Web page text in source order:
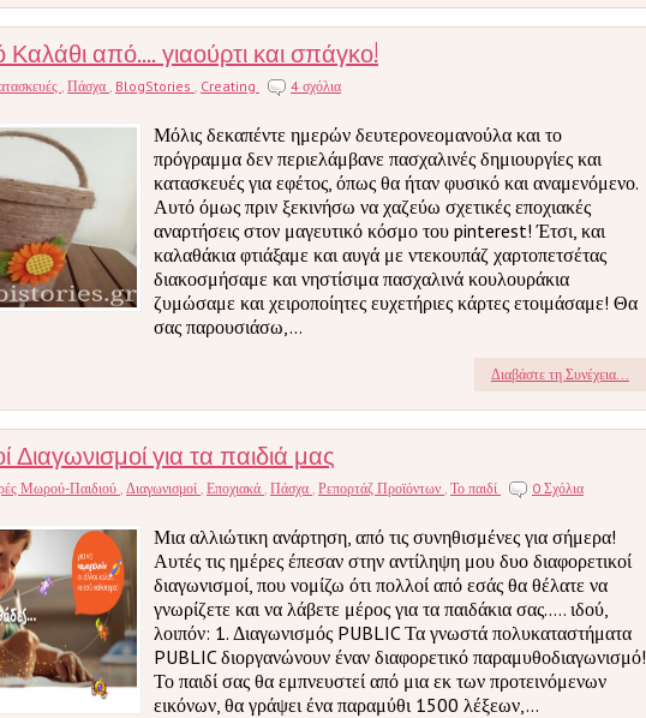
από.... γιαούρτι και σπάγκο!
, Πάσχα , BlogStories , Creating 4 σχόλια
Μόλις δεκαπέντε ημερών δευτερονεομανούλα και το
πρόγραμμα δεν περιελάμβανε πασχαλινές δημιουργίες και
κατασκευές για εφέτος, όπως θα ήταν φυσικό και αναμενόμενο.
Αυτό όμως πριν ξεκινήσω να χαζεύω σχετικές εποχιακές
αναρτήσεις στον μαγευτικό κόσμο του pinterest! Έτσι, και
καλαθάκια φτιάξαμε και αυγά με ντεκουπάζ χαρτοπετσέτας
διακοσμήσαμε και νηστίσιμα πασχαλινά κουλουράκια
ζυμώσαμε και χειροποίητες ευχετήριες κάρτες ετοιμάσαμε! Θα
σας παρουσιάσω,...
Διαβάστε τη Συνέχεια...
Διαγωνισμοί για τα παιδιά μας
Μωρού-Παιδιού , Διαγωνισμοί , Εποχιακά , Πάσχα , Ρεπορτάζ Προϊόντων , Το παιδί 0 Σχόλια
Μια αλλιώτικη ανάρτηση, από τις συνηθισμένες για σήμερα!
Αυτές τις ημέρες έπεσαν στην αντίληψη μου δυο διαφορετικοί
διαγωνισμοί, που νομίζω ότι πολλοί από εσάς θα θέλατε να
γνωρίζετε και να λάβετε μέρος για τα παιδάκια σας..... ιδού,
λοιπόν: 1. Διαγωνισμός PUBLIC Τα γνωστά πολυκαταστήματα
PUBLIC διοργανώνουν έναν διαφορετικό παραμυθοδιαγωνισμό!
Το παιδί σας θα εμπνευστεί από μια εκ των προτεινόμενων
εικόνων, θα γράψει ένα παραμύθι 1500 λέξεων,...